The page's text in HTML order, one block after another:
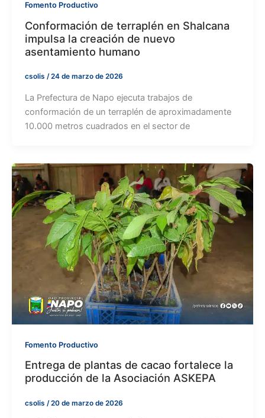
Fomento Productivo
Conformación de terraplén en Shalcana
impulsa la creación de nuevo
asentamiento humano
csolis /24 de marzo de 2026
La Prefectura de Napo ejecuta trabajos de
conformación de un terraplén de aproximadamente
10.000 metros cuadrados en el sector de
Fomento Productivo
Entrega de plantas de cacao fortalece la
producción de la Asociación ASKEPA
csolis /20 de marzo de 2026